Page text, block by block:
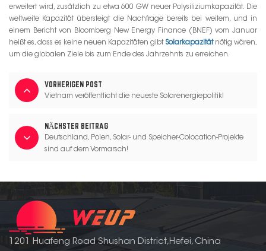
erweitert wird, zusätzlich zu etwa 600 GW neuer Polysiliziumkapazität. Die
weltweite Kapazität übersteigt die Nachfrage bereits bei weitem, und in
einem Bericht von Bloomberg New Energy Finance (BNEF) vom Januar
heißt es, dass es keine neuen Kapazitäten gibt Solarkapazitätnötig wären,
um die globalen Ziele bis zum Ende des Jahrzehnts zu erreichen.
VORHERIGEN POST
Vietnam veröffentlicht die neueste Solarenergiepolitik!
NÄCHSTER BEITRAG
Deutschland, Polen, Solar- und Speicher-Colocation-Projekte
sind auf dem Vormarsch!
1201 Huafeng Road Shushan District,Hefei, China